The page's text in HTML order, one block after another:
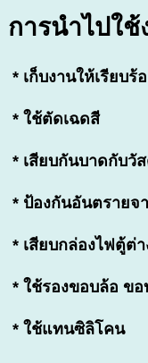
การนำไปใช้
* เก็บงานให้เรียบร้
* ใช้ตัดเฉดสี
* เสียบกันบาดกับวั
* ป้องกันอันตรายจ
* เสียบกล่องไฟตู้ต่า
* ใช้รองขอบล้อ ข
* ใช้แทนซิลิโคน